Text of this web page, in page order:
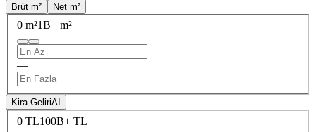
Brüt m²
Net m²
0 m²1B+ m²
—
Kira GeliriAI
0 TL100B+ TL